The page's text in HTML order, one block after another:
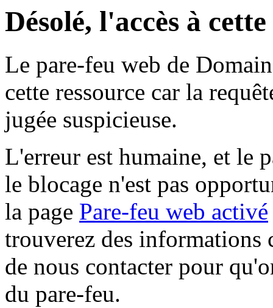
Désolé, l'accès à
Le pare-feu web de
cette ressource car la
jugée suspicieuse.
L'erreur est humaine, et le
le blocage n'est pas
la page Pare-feu web activé
trouverez des informations
de nous contacter pour
du pare-feu.